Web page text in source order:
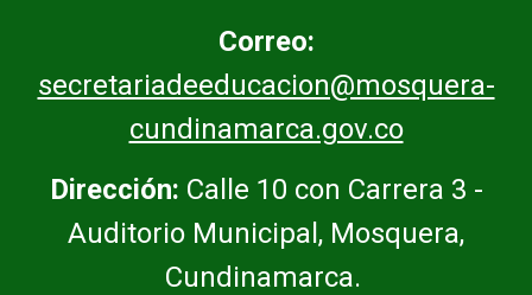
Correo:
secretariadeeducacion@mosquera-
cundinamarca.gov.co
Dirección: Calle 10 con Carrera 3 -
Auditorio Municipal, Mosquera,
Cundinamarca.